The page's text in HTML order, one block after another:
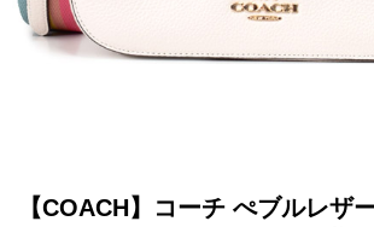
【COACH】コーチ ぺブルレザ